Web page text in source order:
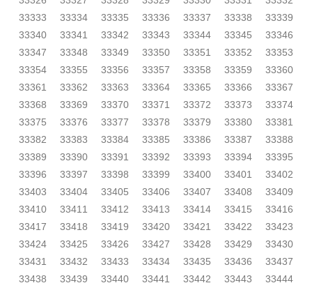
33333
33334 33335 33336 33337 33338
33339
33340
33341 33342 33343 33344 33345
33346
33347
33348 33349 33350 33351 33352
33353
33354
33355 33356 33357 33358 33359
33360
33361
33362 33363 33364 33365 33366
33367
33368
33369 33370 33371 33372 33373
33374
33375
33376 33377 33378 33379 33380
33381
33382
33383 33384 33385 33386 33387
33388
33389
33390 33391 33392 33393 33394
33395
33396
33397 33398 33399 33400 33401
33402
33403
33404 33405 33406 33407 33408
33409
33410
33411 33412 33413 33414 33415
33416
33417
33418 33419 33420 33421 33422
33423
33424
33425 33426 33427 33428 33429
33430
33431
33432 33433 33434 33435 33436
33437
33438
33439 33440 33441 33442 33443
33444